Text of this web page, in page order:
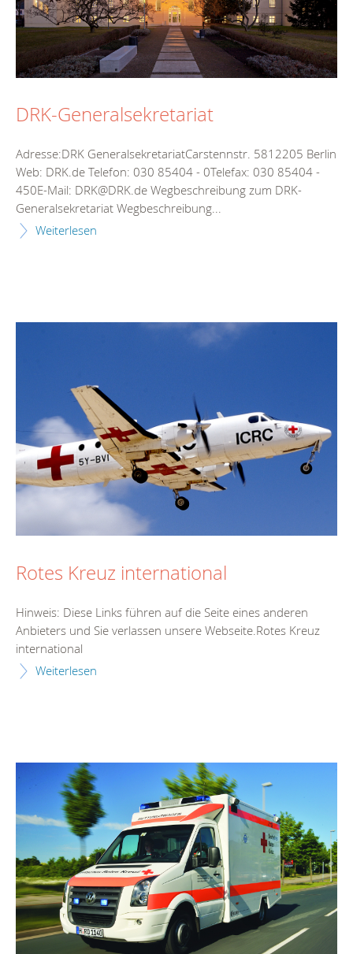
DRK-Generalsekretariat
Adresse:DRK GeneralsekretariatCarstennstr. 5812205 Berlin
Web: DRK.de Telefon: 030 85404 - 0Telefax: 030 85404 -
450E-Mail: DRK@DRK.de Wegbeschreibung zum DRK-
Generalsekretariat Wegbeschreibung...
Weiterlesen
Rotes Kreuz international
Hinweis: Diese Links führen auf die Seite eines anderen
Anbieters und Sie verlassen unsere Webseite.Rotes Kreuz
international
Weiterlesen